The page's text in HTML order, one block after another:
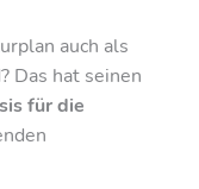
auch als
Das hat seinen
für die